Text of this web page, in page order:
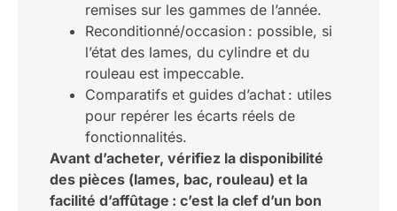
remises sur les gammes de l’année.
Reconditionné/occasion : possible, si
l’état des lames, du cylindre et du
rouleau est impeccable.
Comparatifs et guides d’achat : utiles
pour repérer les écarts réels de
fonctionnalités.
Avant d’acheter, vérifiez la disponibilité
des pièces (lames, bac, rouleau) et la
facilité d’affûtage : c’est la clef d’un bon